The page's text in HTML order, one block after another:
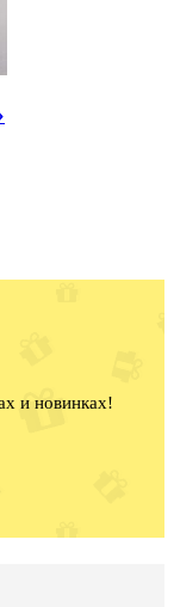
и новинках!